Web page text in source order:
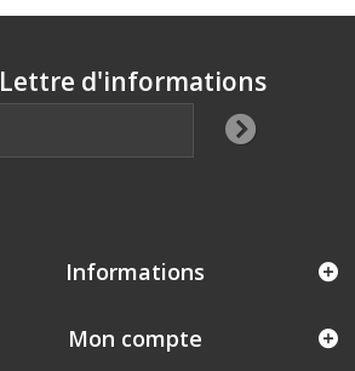
Lettre d'informations
Informations
Mon compte